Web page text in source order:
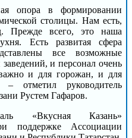
опора в формировании
столицы. Нам есть,
Прежде всего, это наша
Есть развитая сфера
все возможные
и персонал очень
и для горожан, и для
– отметил руководитель
Рустем Гафаров.
«Вкусная Казань»
поддержке Ассоциации